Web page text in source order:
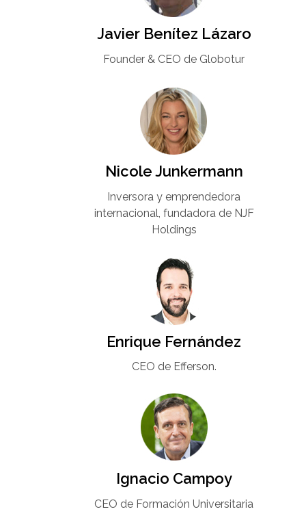
Javier Benítez Lázaro
Founder & CEO de Globotur​
Nicole Junkermann​
Inversora y emprendedora
internacional, fundadora de NJF
Holdings
Enrique Fernández
CEO de Efferson.
Ignacio Campoy​
CEO de Formación Universitaria​